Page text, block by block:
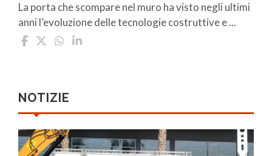
La porta che scompare nel muro ha visto negli ultimi
anni l’evoluzione delle tecnologie costruttive e ...
NOTIZIE